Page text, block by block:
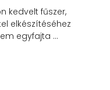
kedvelt fűszer,
elkészítéséhez
egyfajta …